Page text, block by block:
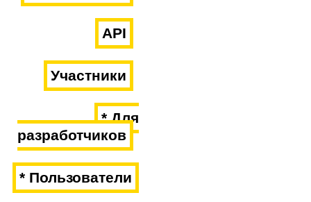
API
Участники
* Для
разработчиков
* Пользователи